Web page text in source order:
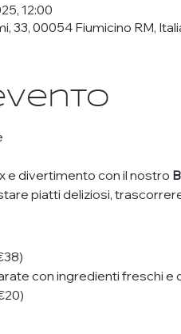
12:00
33, 00054 Fiumicino RM,
e divertimento con il nostro
piatti deliziosi,
con ingredienti freschi e